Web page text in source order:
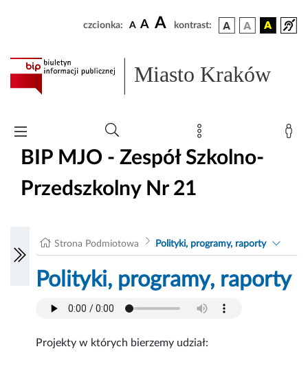
czcionka: A A A kontrast:
Miasto Kraków
BIP MJO - Zespół Szkolno-
Przedszkolny Nr 21
Strona Podmiotowa Polityki, programy, raporty
Polityki, programy, raporty
Projekty w których bierzemy udział: